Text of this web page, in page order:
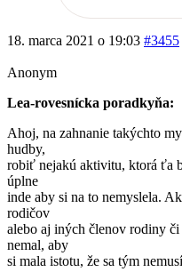
18. marca 2021 o 19:03 #3455
Anonym
Lea-rovesnícka poradkyňa:
Ahoj, na zahnanie takýchto
hudby,
robiť nejakú aktivitu, ktorá ťa
úplne
inde aby si na to nemyslela.
rodičov
alebo aj iných členov rodiny
nemal, aby
si mala istotu, že sa tým